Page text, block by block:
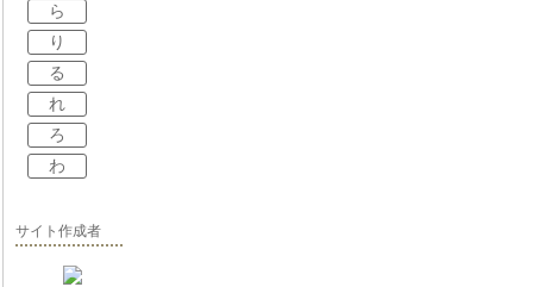
ら
り
る
れ
ろ
わ
サイト作成者